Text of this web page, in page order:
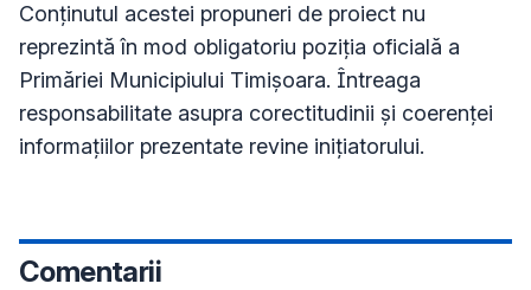
Conţinutul acestei propuneri de proiect nu
reprezintă în mod obligatoriu poziţia oficială a
Primăriei Municipiului Timișoara. Întreaga
responsabilitate asupra corectitudinii și coerenței
informațiilor prezentate revine inițiatorului.
Comentarii